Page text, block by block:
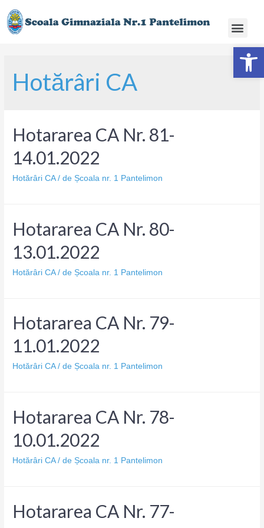
Deschide
Hotărâri CA
Hotararea CA Nr. 81-
14.01.2022
Hotărâri CA/ de Școala nr. 1 Pantelimon
Hotararea CA Nr. 80-
13.01.2022
Hotărâri CA/ de Școala nr. 1 Pantelimon
Hotararea CA Nr. 79-
11.01.2022
Hotărâri CA/ de Școala nr. 1 Pantelimon
Hotararea CA Nr. 78-
10.01.2022
Hotărâri CA/ de Școala nr. 1 Pantelimon
Hotararea CA Nr. 77-